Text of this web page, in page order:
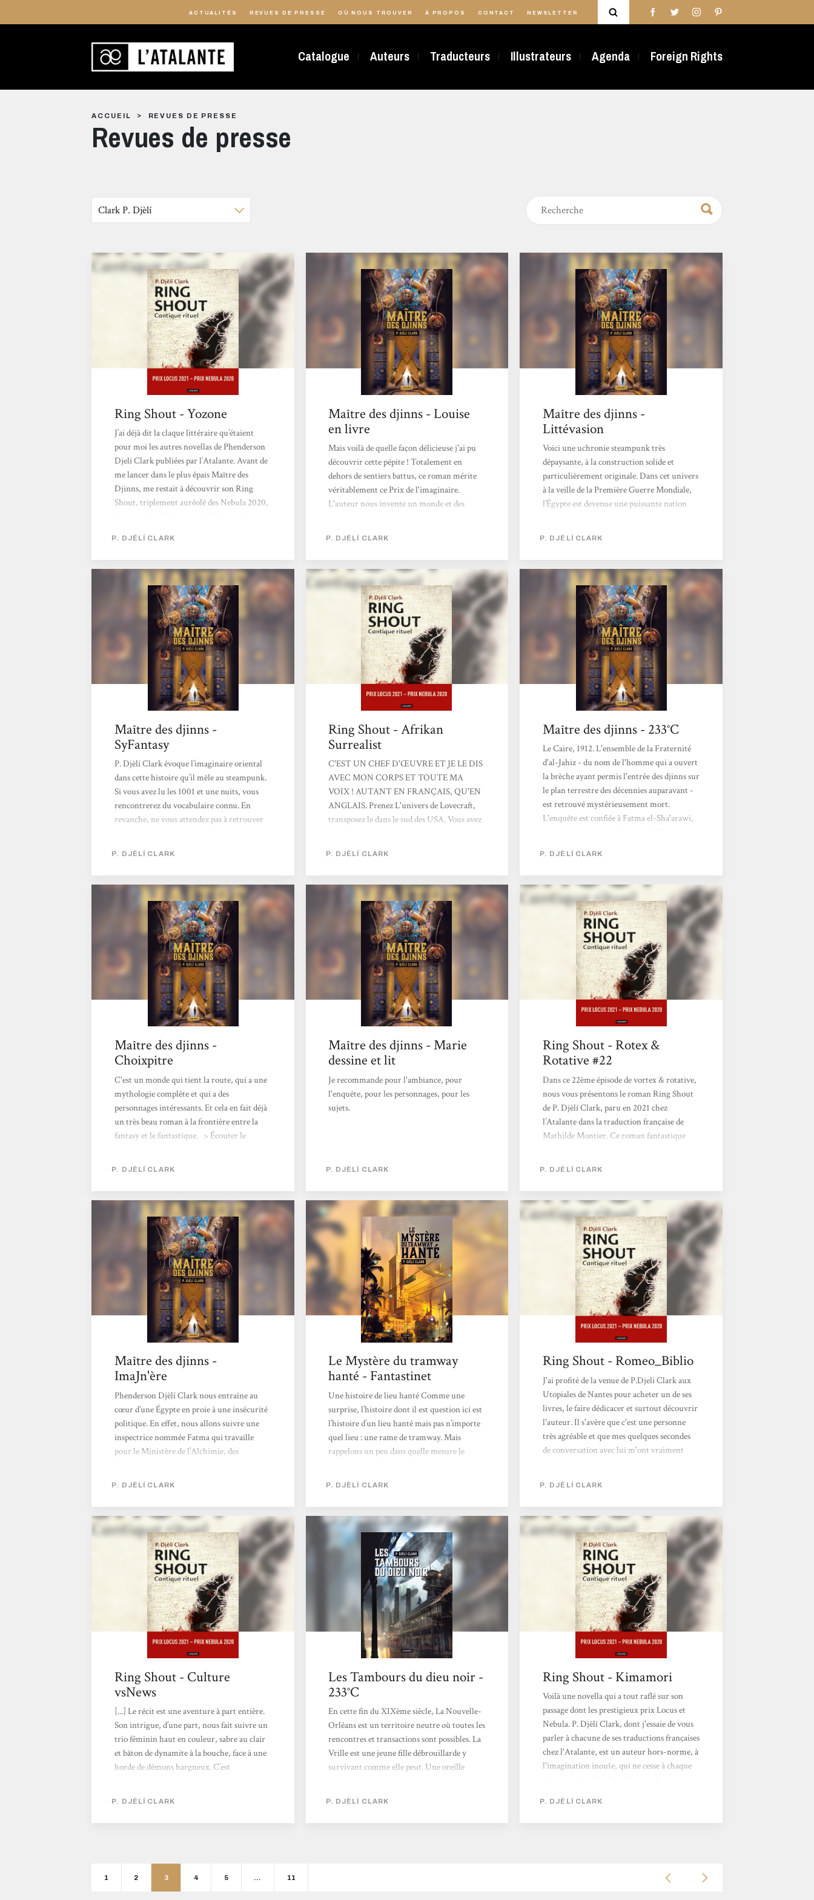
ACTUALITÉS REVUES DE PRESSE OÙ NOUS TROUVER À PROPOS CONTACT NEWSLETTER
Catalogue Auteurs Traducteurs Illustrateurs Agenda Foreign Rights
ACCUEIL REVUES DE PRESSE
Revues de presse
Ring Shout - Yozone
J’ai déjà dit la claque littéraire qu’étaient
pour moi les autres novellas de Phenderson
Djeli Clark publiées par l’Atalante. Avant de
me lancer dans le plus épais Maître des
Djinns, me restait à découvrir son Ring
Shout, triplement auréolé des Nebula 2020,
magie afro-caribéenne, Ku Klux Klan et
horreur lovecraftienne, par les yeux d’une
héroïne qui a tous les attributs classiques :
épée magique, traumatisme enfoui (on a tué
toute sa famille), esprit de...
P. DJÈLÍ CLARK
Maître des djinns - Louise
en livre
Mais voilà de quelle façon délicieuse j'ai pu
découvrir cette pépite ! Totalement en
dehors de sentiers battus, ce roman mérite
véritablement ce Prix de l'imaginaire.
L'auteur nous invente un monde et des
sans mal, nous entraînant dans les méandres
fantastiques.Cette petite merveille mérite
d'être lue !
P. DJÈLÍ CLARK
Maître des djinns -
Littévasion
Voici une uchronie steampunk très
dépaysante, à la construction solide et
particulièrement originale. Dans cet univers
à la veille de la Première Guerre Mondiale,
l’Égypte est devenue une puissante nation
l’intégration des djinns dans la société civile.
brèche, et l’Amérique s’est repliée sur elle-
même, intolérante vis-à-vis de toute forme
de magie. Les femmes égyptiennes se battent
pour leurs droits civiques, ont gagné...
P. DJÈLÍ CLARK
Maître des djinns -
SyFantasy
P. Djèlí Clark évoque l’imaginaire oriental
dans cette histoire qu’il mêle au steampunk.
Si vous avez lu les 1001 et une nuits, vous
rencontrerez du vocabulaire connu. En
revanche, ne vous attendez pas à retrouver
moderne dans l’écriture des personnages,
enjeux de notre époque. Cette fiction fait
partie de la série sur le ministère égyptien de
l’Alchimie, des Enchantements et des Entités
surnaturelles. Le Maître des Djinns a reçu
entre autres le prix Nebula du meilleur...
P. DJÈLÍ CLARK
Ring Shout - Afrikan
Surrealist
C'EST UN CHEF D'ŒUVRE ET JE LE DIS
AVEC MON CORPS ET TOUTE MA
VOIX ! AUTANT EN FRANÇAIS, QU'EN
ANGLAIS. Prenez L'univers de Lovecraft,
transposez le dans le sud des USA. Vous avez
Du Gullah. Des déesses. Des démons. De la
chantage. Des MONSTRES ! De la douleur.
De la peine. Des émotions. Il est petit ce
livre. Il est vraiment petit. En une nuit vous
le finissez, vous n'avez pas le choix. Vous
plongez dans le monde de Maryse, Sadie et
Chef, et vous êtes coincés! C'est fini! Vous
êtes coincés avec les Kklans, de sombres êtres
monstrueux...
P. DJÈLÍ CLARK
Maître des djinns - 233°C
Le Caire, 1912. L'ensemble de la Fraternité
d'al-Jahiz - du nom de l'homme qui a ouvert
la brèche ayant permis l'entrée des djinns sur
le plan terrestre des décennies auparavant -
est retrouvé mystérieusement mort.
L'enquête est confiée à Fatma el-Sha'arawi,
Maître des djinns prend place dans le même
univers, et avec la même héroïne, que
L'Étrange Affaire du djinn du Caire. Une
affaire à laquelle il est d'ailleurs fait
référence...
P. DJÈLÍ CLARK
Maître des djinns -
Choixpitre
C'est un monde qui tient la route, qui a une
mythologie complète et qui a des
personnages intéressants. Et cela en fait déjà
un très beau roman à la frontière entre la
fantasy et le fantastique. > Écouter le
P. DJÈLÍ CLARK
Maître des djinns - Marie
dessine et lit
Je recommande pour l'ambiance, pour
l'enquête, pour les personnages, pour les
sujets.
P. DJÈLÍ CLARK
Ring Shout - Rotex &
Rotative #22
Dans ce 22ème épisode de vortex & rotative,
nous vous présentons le roman Ring Shout
de P. Djèlí Clark, paru en 2021 chez
l’Atalante dans la traduction française de
Mathilde Montier. Ce roman fantastique
horreurs de l’histoire américaine où le Ku
terreur. Mais c’est sans compter la résistance
des ancien⋅nes esclaves en Géorgie qui ont su
affirmer leurs existences malgré toutes les
atrocités auxquelles ielles ont dû faire face.
Épaulée d’une tireuse d’élite au caractère...
P. DJÈLÍ CLARK
Maître des djinns -
ImaJn'ère
Phenderson Djèlí Clark nous entraîne au
cœur d’une Égypte en proie à une insécurité
politique. En effet, nous allons suivre une
inspectrice nommée Fatma qui travaille
pour le Ministère de l’Alchimie, des
Elle va faire face à une enquête sur
prétendu Al-Jahiz. Celui-là même qui a
ouvert une brèche en faisant des expériences
dans le Kaf, l’outre-royaume des djinns, il y a
une cinquantaine d’années, afin que le
monde des humains et des...
P. DJÈLÍ CLARK
Le Mystère du tramway
hanté - Fantastinet
Une histoire de lieu hanté Comme une
surprise, l’histoire dont il est question ici est
l’histoire d’un lieu hanté mais pas n’importe
quel lieu : une rame de tramway. Mais
rappelons un peu dans quelle mesure le
découvert dans la nouvelle L’Étrange Affaire
qu’une ouverture entre notre monde et celui
des djinns existe. Cette passerelle a donné la
possibilité à l’Egypte de développer sa
technologie en faisant une des puissances les
plus importantes au monde, rivalisant avec
P. DJÈLÍ CLARK
Ring Shout - Romeo_Biblio
J'ai profité de la venue de P.Djeli Clark aux
Utopiales de Nantes pour acheter un de ses
livres, le faire dédicacer et surtout découvrir
l'auteur. Il s'avère que c'est une personne
très agréable et que mes quelques secondes
de conversation avec lui m'ont vraiment
une chasseuse de démons qui, grâce à son
épée magique, découpe joyeusement des
membres du Ku Klux Klan. Des entités
maléfiques se cachent parmi les membres de
l'organisation...
P. DJÈLÍ CLARK
Ring Shout - Culture
vsNews
[...] Le récit est une aventure à part entière.
Son intrigue, d’une part, nous fait suivre un
trio féminin haut en couleur, sabre au clair
et bâton de dynamite à la bouche, face à une
horde de démons hargneux. C’est
traite. D’autre part, la plume de l’auteur
de créoles, qui enrobe le récit d’une mélodie
surprenant, le gullah-geechee, qui...
P. DJÈLÍ CLARK
Les Tambours du dieu noir -
233°C
En cette fin du XIXème siècle, La Nouvelle-
Orléans est un territoire neutre où toutes les
rencontres et transactions sont possibles. La
Vrille est une jeune fille débrouillarde y
survivant comme elle peut. Une oreille
la route d'une arme des plus terribles.
Oya, la divinité yoruba qui fait partie d'elle,
P. DJÈLÍ CLARK
Ring Shout - Kimamori
Voilà une novella qui a tout raflé sur son
passage dont les prestigieux prix Locus et
Nebula. P. Djèlí Clark, dont j'essaie de vous
parler à chacune de ses traductions françaises
chez l'Atalante, est un auteur hors-norme, à
l'imagination inouïe, qui ne cesse à chaque
histoire sombre qui se dépeint ici, une part
terrible de l'Amérique que P. Djèlí Clark
P. DJÈLÍ CLARK
1 2 3 4 5 … 11